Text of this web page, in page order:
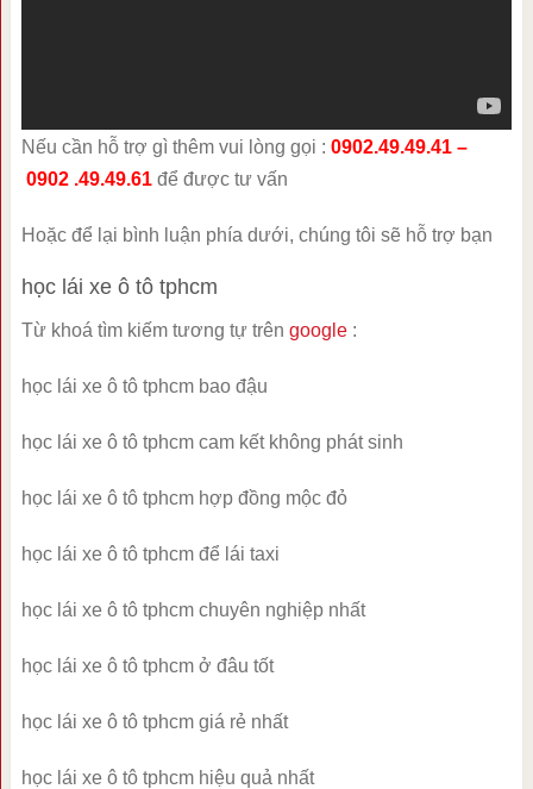
Nếu cần hỗ trợ gì thêm vui lòng gọi : 0902.49.49.41 –
0902 .49.49.61để được tư vấn
Hoặc để lại bình luận phía dưới, chúng tôi sẽ hỗ trợ bạn
học lái xe ô tô tphcm
Từ khoá tìm kiếm tương tự trên google:
học lái xe ô tô tphcm bao đậu
học lái xe ô tô tphcm cam kết không phát sinh
học lái xe ô tô tphcm hợp đồng mộc đỏ
học lái xe ô tô tphcm để lái taxi
học lái xe ô tô tphcm chuyên nghiệp nhất
học lái xe ô tô tphcm ở đâu tốt
học lái xe ô tô tphcm giá rẻ nhất
học lái xe ô tô tphcm hiệu quả nhất